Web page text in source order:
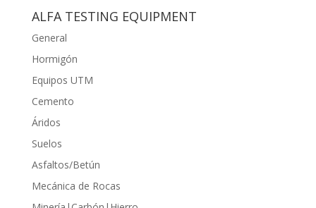
ALFA TESTING EQUIPMENT
General
Hormigón
Equipos UTM
Cemento
Áridos
Suelos
Asfaltos/Betún
Mecánica de Rocas